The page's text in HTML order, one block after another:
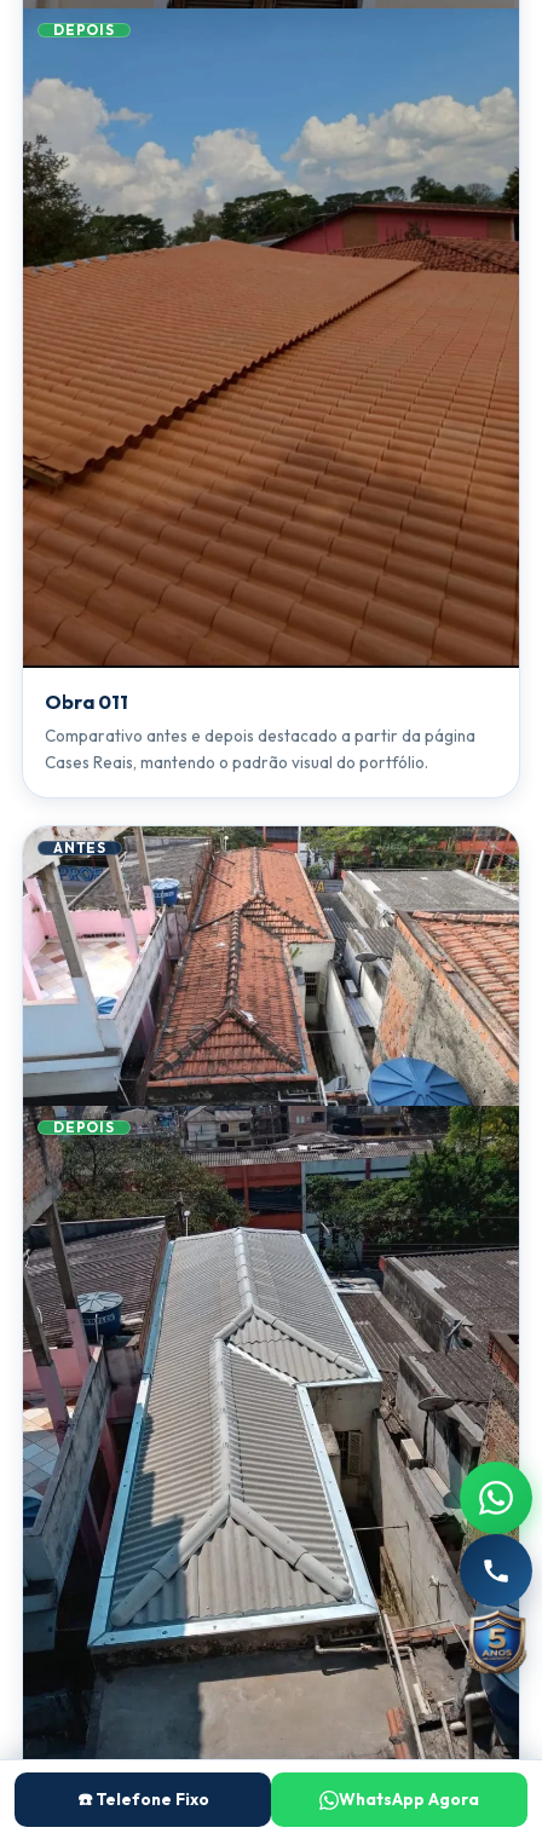
☎️ Telefone Fixo WhatsApp Agora
DEPOIS
Obra 011
Comparativo antes e depois destacado a partir da página
Cases Reais, mantendo o padrão visual do portfólio.
ANTES
DEPOIS
Obra 012